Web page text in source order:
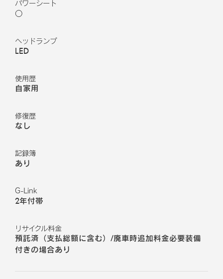
パワーシート
○
ヘッドランプ
LED
使用歴
自家用
修復歴
なし
記録簿
あり
G-Link
2年付帯
リサイクル料金
預託済（支払総額に含む）/廃車時追加料金必要装備
付きの場合あり